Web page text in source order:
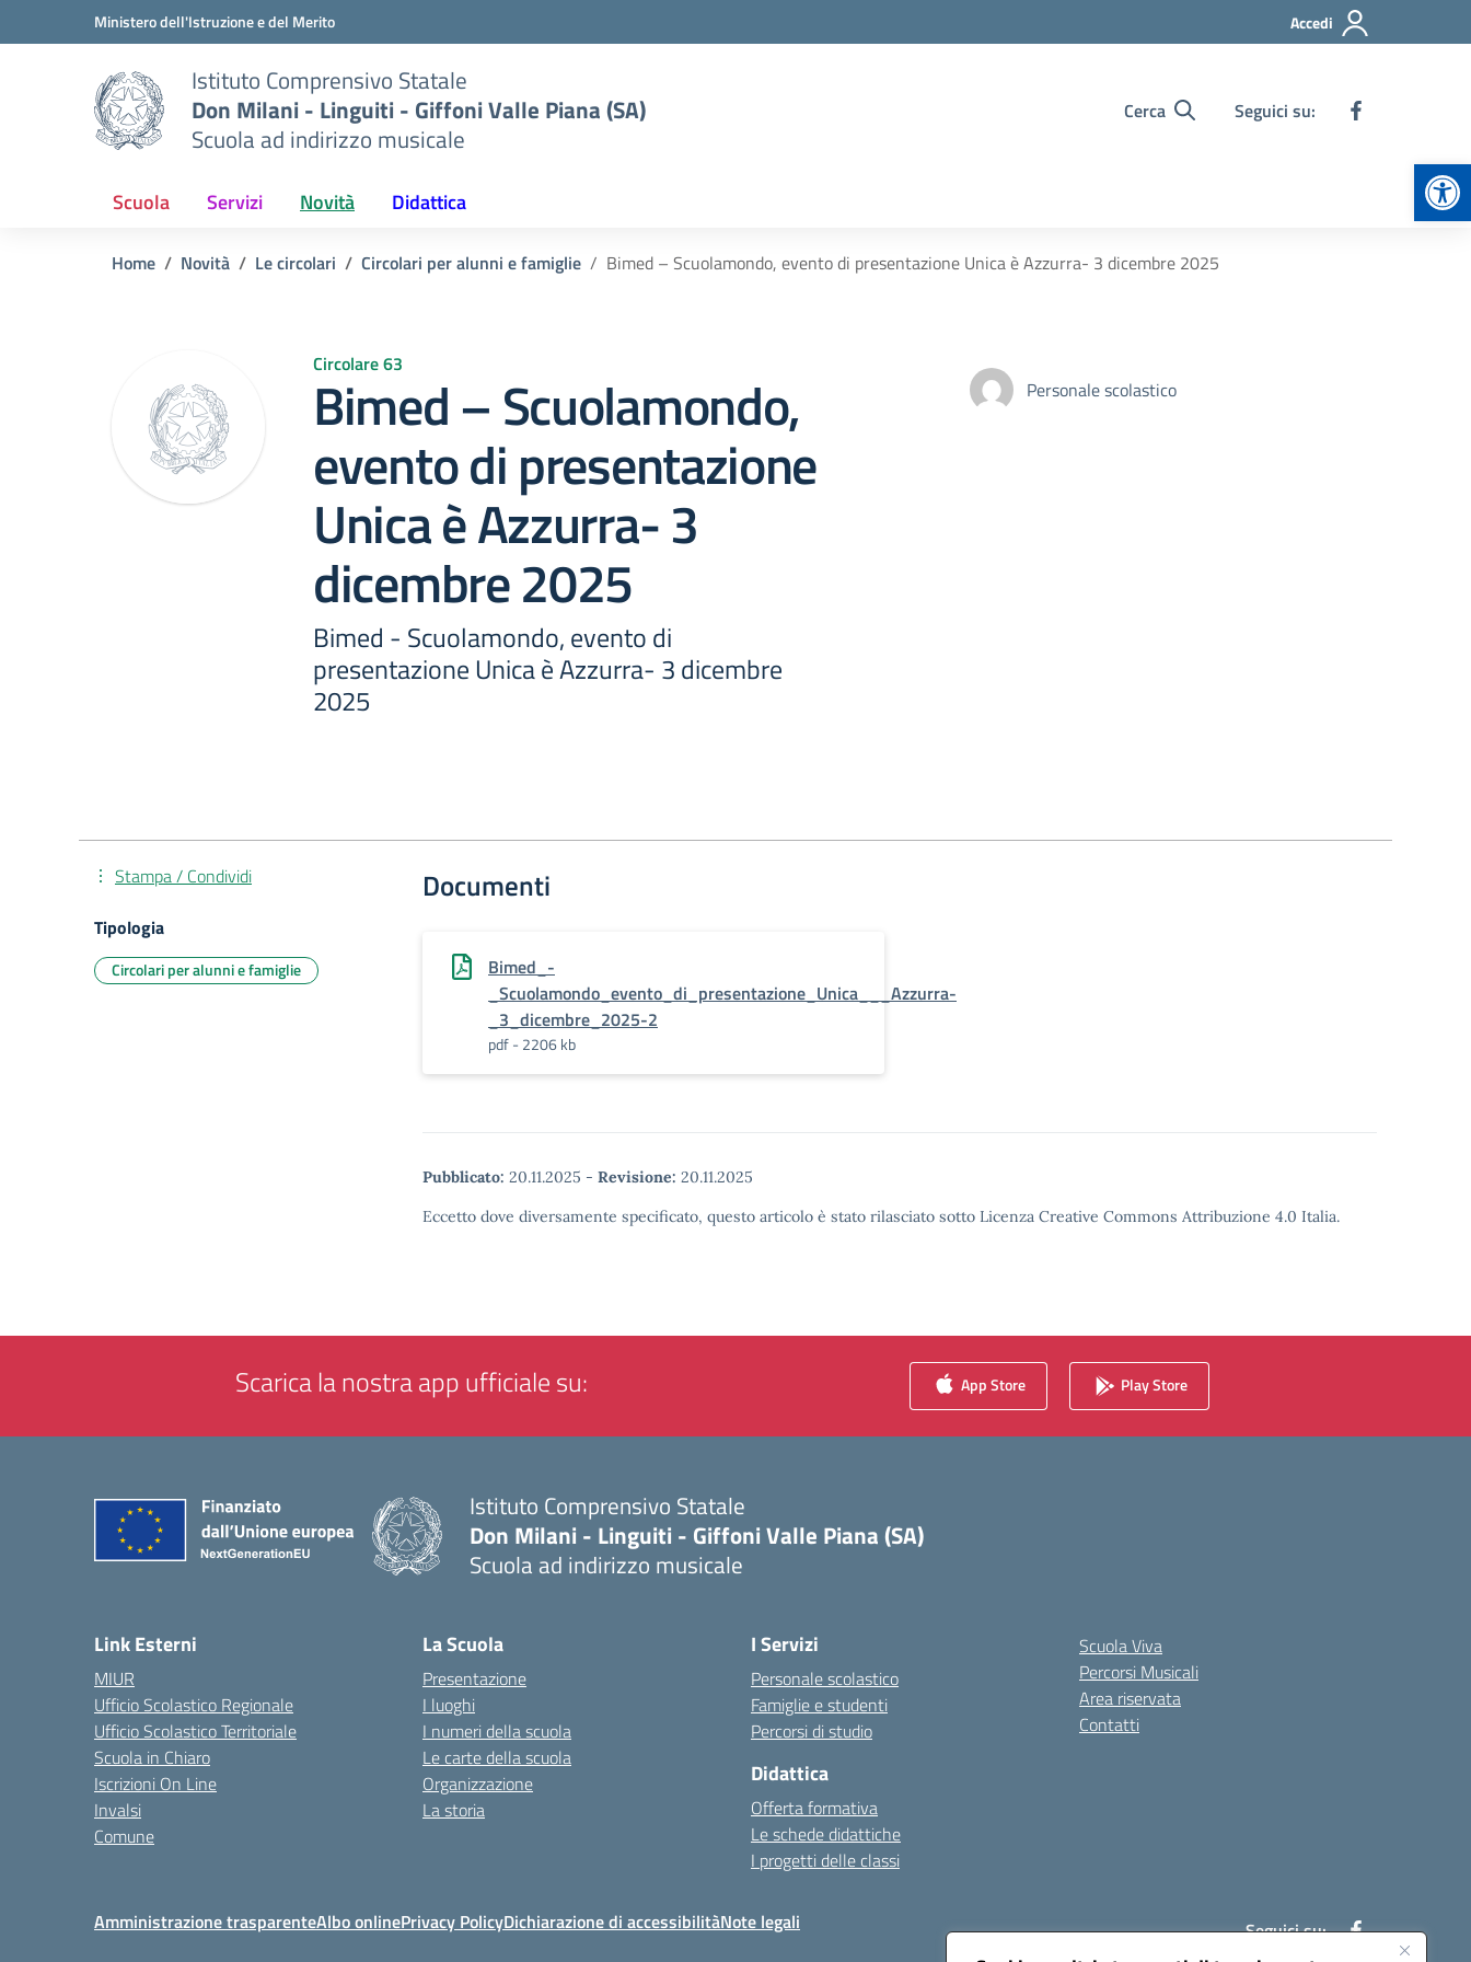
Vai ai contenuti
Vai al menu di navigazioneMinistero dell'Istruzione e del Merito Accedi
Istituto Comprensivo Statale
Don Milani - Linguiti - Giffoni Valle Piana (SA)
Scuola ad indirizzo musicale
Cerca Seguici su:
Scuola Servizi Novità Didattica
Home Novità Le circolari Circolari per alunni e famiglie Bimed – Scuolamondo, evento di presentazione Unica è Azzurra- 3 dicembre 2025
Circolare 63
Bimed – Scuolamondo,
evento di presentazione
Unica è Azzurra- 3
dicembre 2025
Bimed - Scuolamondo, evento di
presentazione Unica è Azzurra- 3 dicembre
2025
Personale scolastico
Documenti
Bimed_-
_Scuolamondo_evento_di_presentazione_Unica___Azzurra-
_3_dicembre_2025-2
pdf - 2206 kb
Pubblicato: 20.11.2025 - Revisione: 20.11.2025
Eccetto dove diversamente specificato, questo articolo è stato rilasciato sotto Licenza Creative Commons Attribuzione 4.0 Italia.
Stampa / Condividi
Tipologia
Circolari per alunni e famiglie
Scarica la nostra app ufficiale su: App Store Play Store
Istituto Comprensivo Statale
Don Milani - Linguiti - Giffoni Valle Piana (SA)
Scuola ad indirizzo musicale
Link Esterni
MIUR
Ufficio Scolastico Regionale
Ufficio Scolastico Territoriale
Scuola in Chiaro
Iscrizioni On Line
Invalsi
Comune
La Scuola
Presentazione
I luoghi
I numeri della scuola
Le carte della scuola
Organizzazione
La storia
I Servizi
Personale scolastico
Famiglie e studenti
Percorsi di studio
Didattica
Offerta formativa
Le schede didattiche
I progetti delle classi
Scuola Viva
Percorsi Musicali
Area riservata
Contatti
Amministrazione trasparenteAlbo onlinePrivacy PolicyDichiarazione di accessibilitàNote legali Seguici su: